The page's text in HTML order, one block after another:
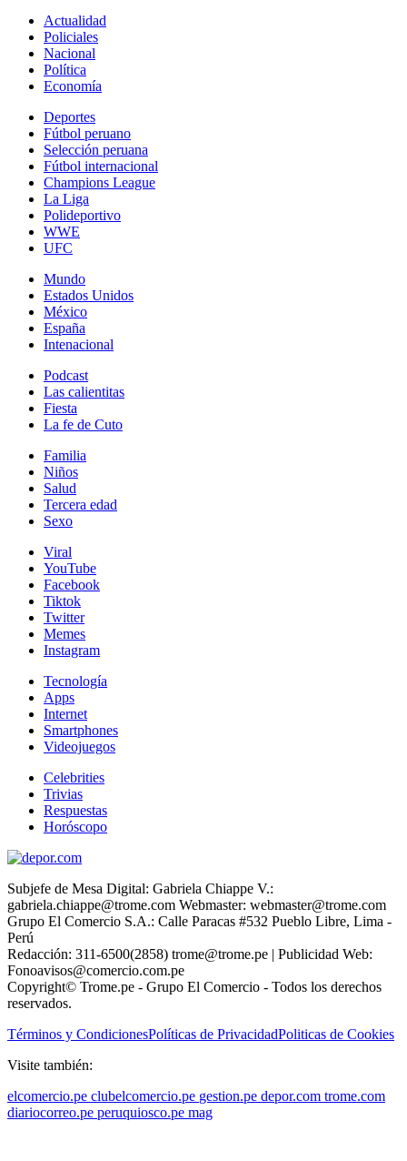
Actualidad
Policiales
Nacional
Política
Economía
Deportes
Fútbol peruano
Selección peruana
Fútbol internacional
Champions League
La Liga
Polideportivo
WWE
UFC
Mundo
Estados Unidos
México
España
Intenacional
Podcast
Las calientitas
Fiesta
La fe de Cuto
Familia
Niños
Salud
Tercera edad
Sexo
Viral
YouTube
Facebook
Tiktok
Twitter
Memes
Instagram
Tecnología
Apps
Internet
Smartphones
Videojuegos
Celebrities
Trivias
Respuestas
Horóscopo
Subjefe de Mesa Digital: Gabriela Chiappe V.:
gabriela.chiappe@trome.com Webmaster: webmaster@trome.com
Grupo El Comercio S.A.: Calle Paracas #532 Pueblo Libre, Lima -
Perú
Redacción: 311-6500(2858) trome@trome.pe | Publicidad Web:
Fonoavisos@comercio.com.pe
Copyright© Trome.pe - Grupo El Comercio - Todos los derechos
reservados.
Términos y CondicionesPolíticas de PrivacidadPoliticas de Cookies
Visite también:
elcomercio.pe clubelcomercio.pe gestion.pe depor.com trome.com
diariocorreo.pe peruquiosco.pe mag